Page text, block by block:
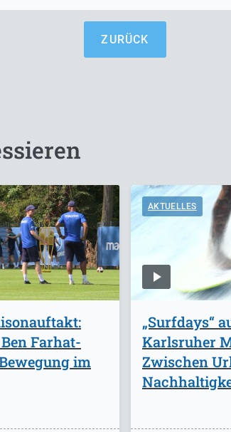
ZURÜCK
Farhat-
im
AKTUELLES
„Surfdays“
Karlsruher
Zwischen